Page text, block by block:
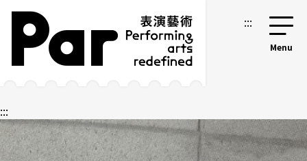
跳到主要内容区块
网站导览 :::
:::